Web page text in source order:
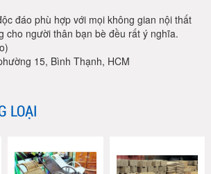
đáo phù hợp với mọi không gian nội thất
cho người thân bạn bè đều rất ý nghĩa.
15, Bình Thạnh, HCM
LOẠI